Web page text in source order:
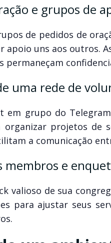
e grupos de
de pedidos de
apoio uns aos outros.
permaneçam
uma rede de
em grupo do
organizar projetos de
a comunicação
membros e
valioso de sua
para ajustar seus